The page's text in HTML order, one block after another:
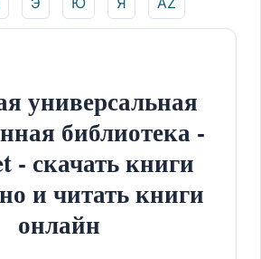
универсальная
библиотека -
- скачать книги
и читать книги
онлайн